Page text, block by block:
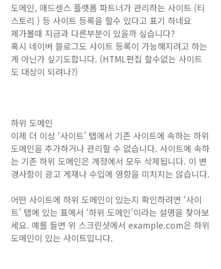
도메인, 애드센스 플랫폼 파트너가 관리하는 사이트 (티
스토리 ) 등 사이트 등록을 할수 있다고 표기 하네요
제가볼때 지금과 다른부분이 있을까 싶습니다?
혹시 네이버 블로그도 사이트 등록이 가능해지려고 하는
게 아닌가 싶기도합니다. (HTML편집 할수없는 사이트
도 대상이 되려나?)
하위 도메인
이제 더 이상 ‘사이트’ 탭에서 기존 사이트에 속하는 하위
도메인을 추가하거나 관리할 수 없습니다. 사이트에 속하
는 기존 하위 도메인은 계정에서 모두 삭제됩니다. 이 변
경사항이 광고 게재나 수입에 영향을 미치지는 않습니다.
어떤 사이트에 하위 도메인이 있는지 확인하려면 ‘사이
트’ 탭에 있는 표에서 ‘하위 도메인’이라는 설명을 찾아보
세요. 예를 들면 위 스크린샷에서 example.com은 하위
도메인이 있는 사이트입니다.